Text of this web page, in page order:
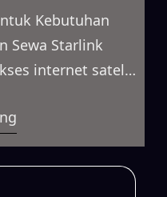
Kebutuhan
Sewa Starlink
internet satelit
berbagai situasi.
ini sesuai untuk
proyek